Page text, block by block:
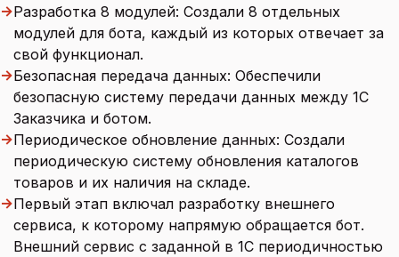
→Разработка 8 модулей: Создали 8 отдельных
модулей для бота, каждый из которых отвечает за
свой функционал.
→Безопасная передача данных: Обеспечили
безопасную систему передачи данных между 1С
Заказчика и ботом.
→Периодическое обновление данных: Создали
периодическую систему обновления каталогов
товаров и их наличия на складе.
→Первый этап включал разработку внешнего
сервиса, к которому напрямую обращается бот.
Внешний сервис с заданной в 1С периодичностью